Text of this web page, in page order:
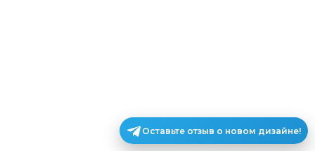
Оставьте отзыв о новом дизайне!